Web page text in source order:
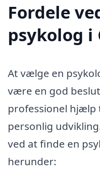
Fordele
psykolog i
At vælge en
være en god
professionel hjælp
personlig
ved at finde en
herunder: